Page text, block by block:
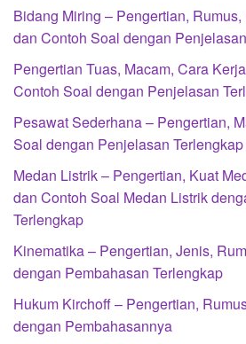
Bidang Miring – Pengertian,
dan Contoh Soal dengan
Pengertian Tuas, Macam, Cara
Contoh Soal dengan Penjelasan
Pesawat Sederhana – Pengertian,
Soal dengan Penjelasan Terlengkap
Medan Listrik – Pengertian, Kuat
dan Contoh Soal Medan Listrik
Terlengkap
Kinematika – Pengertian, Jenis,
dengan Pembahasan Terlengkap
Hukum Kirchoff – Pengertian,
dengan Pembahasannya